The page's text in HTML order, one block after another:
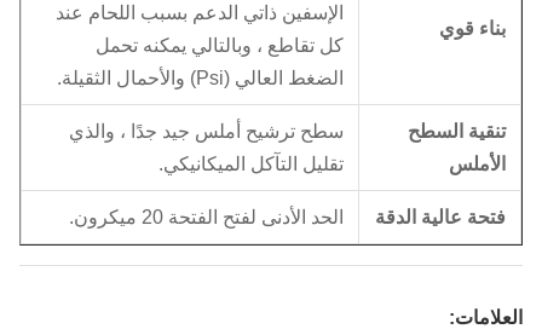
قوي
الإسفين ذاتي الدعم بسبب اللحام عند
كل تقاطع ، وبالتالي يمكنه تحمل
الضغط العالي (Psi) والأحمال الثقيلة.
السطح
سطح ترشيح أملس جيد جدًا ، والذي
تقليل التآكل الميكانيكي.
عالية الدقة الحد الأدنى لفتح الفتحة 20 ميكرون.